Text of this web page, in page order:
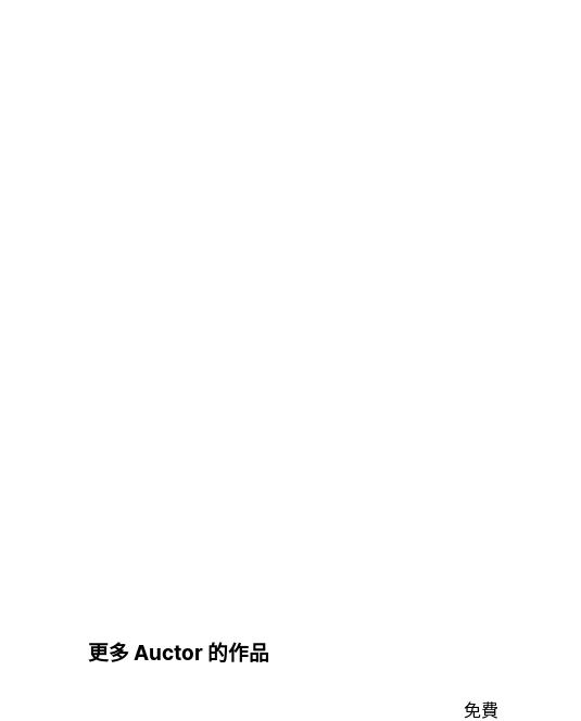
更多 Auctor 的作品
免費